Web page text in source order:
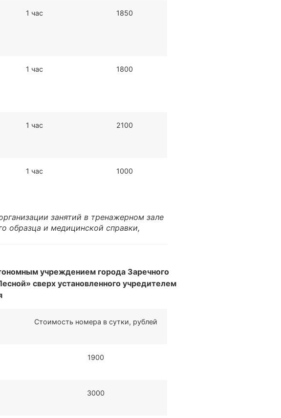
1 час 1850
1 час 1800
1 час 2100
1 час 1000
занятий в тренажерном зале
образца и медицинской справки,
учреждением города Заречного
сверх установленного учредителем
Стоимость номера в сутки, рублей
1900
3000